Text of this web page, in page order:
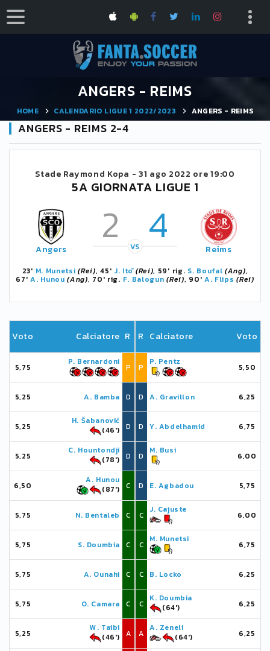
ANGERS - REIMS
HOME CALENDARIO LIGUE 1 2022/2023 ANGERS - REIMS
ANGERS - REIMS 2-4
Stade Raymond Kopa - 31 ago 2022 ore 19:00
5A GIORNATA LIGUE 1
Angers 2 4
VS Reims
23' M. Munetsi (Rei), 45' J. Itō (Rei), 59' rig. S. Boufal (Ang),
67'A. Hunou (Ang), 70' rig. F. Balogun (Rei), 90' A. Flips (Rei)
Voto Calciatore R
5,75
P. Bernardoni
P
5,25 A. Bamba D
5,25
H. Šabanović
(46')
D
5,25
C. Hountondji
(78')
D
6,50
A. Hunou
(87')
C
5,75 N. Bentaleb C
5,75 S. Doumbia C
5,75 A. Ounahi C
5,75 O. Camara C
5,25
W. Taibi
(46')
A
R Calciatore Voto
P
P. Pentz
5,50
D A. Gravillon 6,25
D Y. Abdelhamid 6,75
D
M. Busi
6,00
D E. Agbadou 5,75
C
J. Cajuste
6,00
C
M. Munetsi
6,75
C B. Locko 6,25
C
K. Doumbia
(64')
6,25
A
A. Zeneli
(64')
6,25